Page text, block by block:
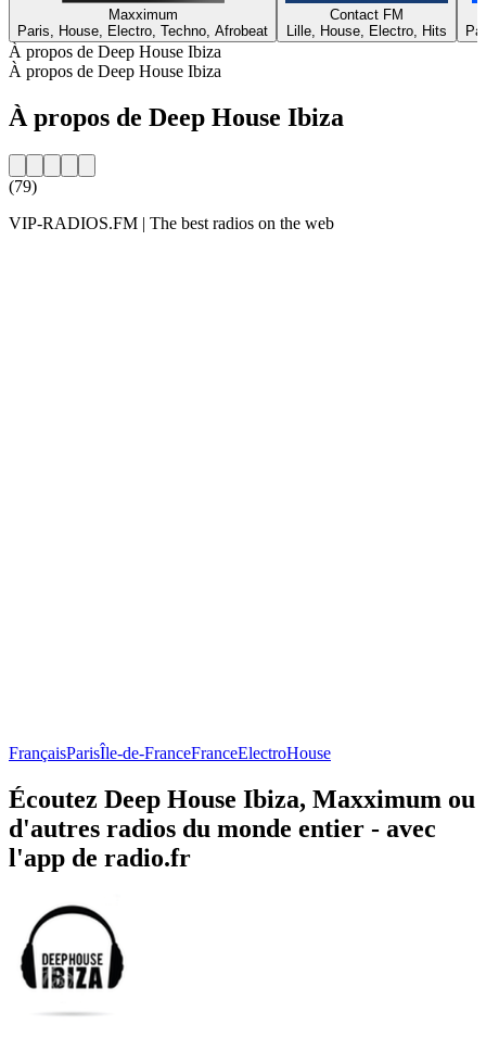
Maxximum
Paris, House, Electro, Techno, Afrobeat
Contact FM
Lille, House, Electro, Hits
À propos de Deep House Ibiza
À propos de Deep House Ibiza
À propos de Deep House Ibiza
(79)
VIP-RADIOS.FM | The best radios on the web
FrançaisParisÎle-de-FranceFranceElectroHouse
Écoutez Deep House Ibiza, Maxximum ou
d'autres radios du monde entier - avec
l'app de radio.fr